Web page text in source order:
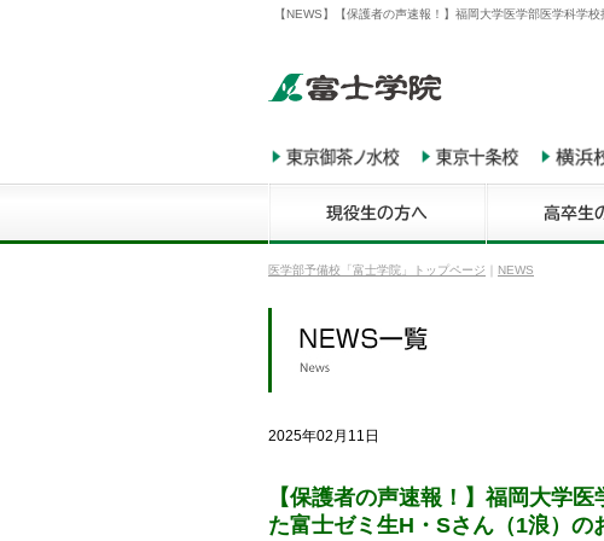
【NEWS】【保護者の声速報！】福岡大学医学部医学科学
医学部予備校「富士学院」トップページ NEWS
2025年02月11日
【保護者の声速報！】福岡大学
た富士ゼミ生H・Sさん（1浪）